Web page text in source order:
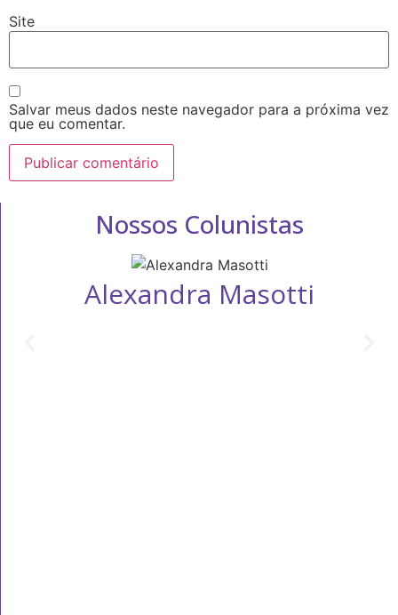
Site
Salvar meus dados neste navegador para a próxima vez
que eu comentar.
Nossos Colunistas
Alexandra Masotti